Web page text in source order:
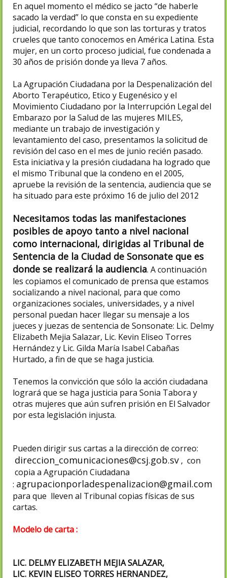
En aquel momento el médico se jacto “de haberle
sacado la verdad” lo que consta en su expediente
judicial, recordando lo que son las torturas y tratos
crueles que tanto conocemos en América Latina. Esta
mujer, en un corto proceso judicial, fue condenada a
30 años de prisión donde ya lleva 7 años.
La Agrupación Ciudadana por la Despenalización del
Aborto Terapéutico, Etico y Eugenésico y el
Movimiento Ciudadano por la Interrupción Legal del
Embarazo por la Salud de las mujeres MILES,
mediante un trabajo de investigación y
levantamiento del caso, presentamos la solicitud de
revisión del caso en el mes de junio recién pasado.
Esta iniciativa y la presión ciudadana ha logrado que
el mismo Tribunal que la condeno en el 2005,
apruebe la revisión de la sentencia, audiencia que se
ha situado para este próximo 16 de julio del 2012
Necesitamos todas las manifestaciones
posibles de apoyo tanto a nivel nacional
como internacional, dirigidas al Tribunal de
Sentencia de la Ciudad de Sonsonate que es
donde se realizará la audiencia. A continuación
les copiamos el comunicado de prensa que estamos
socializando a nivel nacional, para que como
organizaciones sociales, universidades, y a nivel
personal puedan hacer llegar su mensaje a los
jueces y juezas de sentencia de Sonsonate: Lic. Delmy
Elizabeth Mejia Salazar, Lic. Kevin Eliseo Torres
Hernández y Lic. Gilda María Isabel Cabañas
Hurtado, a fin de que se haga justicia.
Tenemos la convicción que sólo la acción ciudadana
logrará que se haga justicia para Sonia Tabora y
otras mujeres que aún sufren prisión en El Salvador
por esta legislación injusta.
Pueden dirigir sus cartas a la dirección de correo:
direccion_comunicaciones@csj.gob.sv , con
copia a Agrupación Ciudadana
: agrupacionporladespenalizacion@gmail.com
para que lleven al Tribunal copias físicas de sus
cartas.
Modelo de carta :
LIC. DELMY ELIZABETH MEJIA SALAZAR,
LIC. KEVIN ELISEO TORRES HERNANDEZ,